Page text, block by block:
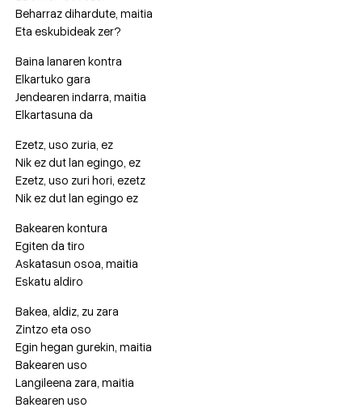
Beharraz dihardute, maitia
Eta eskubideak zer?
Baina lanaren kontra
Elkartuko gara
Jendearen indarra, maitia
Elkartasuna da
Ezetz, uso zuria, ez
Nik ez dut lan egingo, ez
Ezetz, uso zuri hori, ezetz
Nik ez dut lan egingo ez
Bakearen kontura
Egiten da tiro
Askatasun osoa, maitia
Eskatu aldiro
Bakea, aldiz, zu zara
Zintzo eta oso
Egin hegan gurekin, maitia
Bakearen uso
Langileena zara, maitia
Bakearen uso